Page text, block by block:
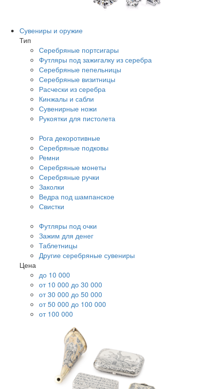
Сувениры и оружие
Тип
Серебряные портсигары
Футляры под зажигалку из серебра
Серебряные пепельницы
Серебряные визитницы
Расчески из серебра
Кинжалы и сабли
Сувенирные ножи
Рукоятки для пистолета
Рога декоротивные
Серебряные подковы
Ремни
Серебряные монеты
Серебряные ручки
Заколки
Ведра под шампанское
Свистки
Футляры под очки
Зажим для денег
Таблетницы
Другие серебряные сувениры
Цена
до 10 000
от 10 000 до 30 000
от 30 000 до 50 000
от 50 000 до 100 000
от 100 000